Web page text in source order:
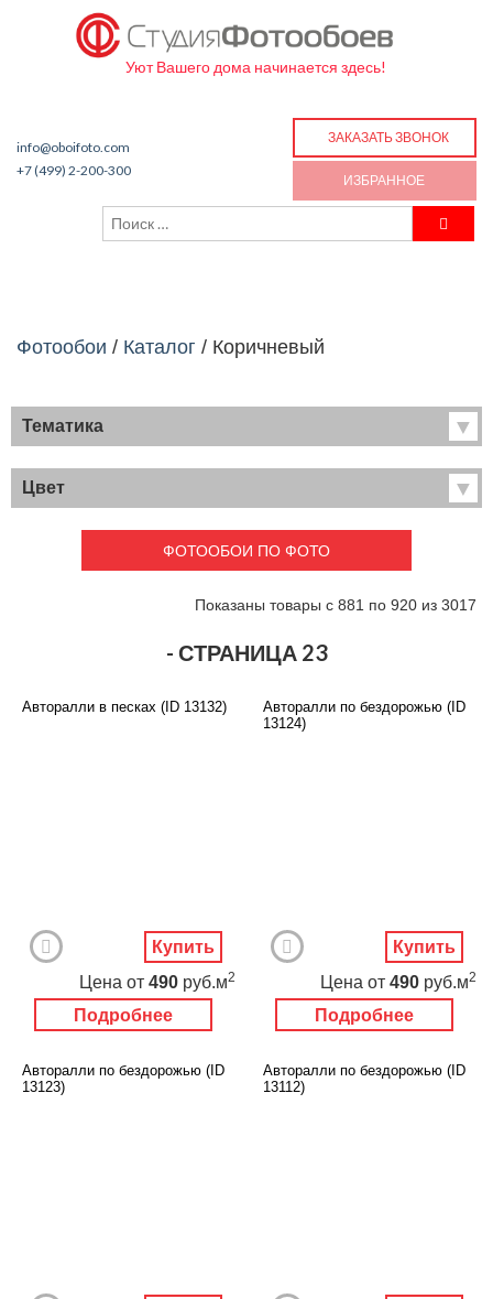
Уют Вашего дома начинается здесь!
info@oboifoto.com
+7 (499) 2-200-300
ЗАКАЗАТЬ ЗВОНОК
ИЗБРАННОЕ
Фотообои / Каталог / Коричневый
Тематика
Хиты продаж
Фрески
Детские
Карты
Перспектива
Города
Живопись
Животный мир
Еда и напитки
Архитектура
Цвет
ФОТООБОИ ПО ФОТО
Показаны товары с 881 по 920 из 3017
- СТРАНИЦА 23
Авторалли в песках (ID 13132)
Подробнее
Цена от 490 руб.м2
Купить
Авторалли по бездорожью (ID
13124)
Подробнее
Цена от 490 руб.м2
Купить
Авторалли по бездорожью (ID
13123)
Авторалли по бездорожью (ID
13112)